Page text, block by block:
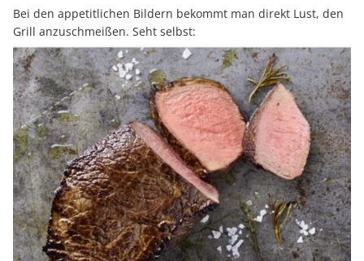
Bei den appetitlichen Bildern bekommt man direkt Lust, den
Grill anzuschmeißen. Seht selbst: